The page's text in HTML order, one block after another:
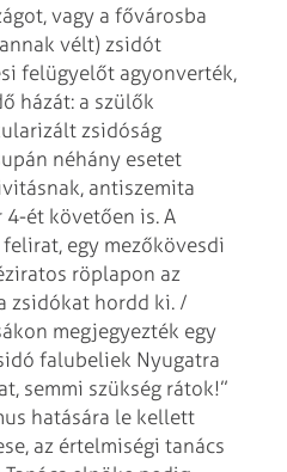
vagy a fővárosba
vélt) zsidót
felügyelőt agyonverték,
házát: a szülők
zsidóság
néhány esetet
antiszemita
ét követően is. A
egy mezőkövesdi
röplapon az
zsidókat hordd ki. /
megjegyezték egy
falubeliek Nyugatra
semmi szükség rátok!”
hatására le kellett
az értelmiségi tanács